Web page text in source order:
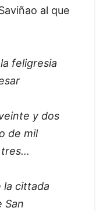
al que
feligresia
y dos
de mil
tres…
la cittada
San